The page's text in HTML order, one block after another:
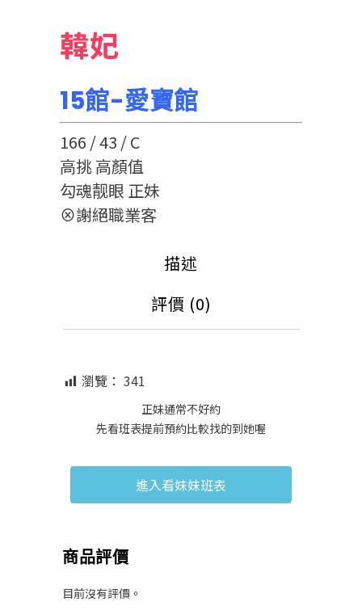
韓妃
15館-愛寶館
166 / 43 / C
高挑 高顏值
勾魂靓眼 正妹
⊗謝絕職業客
描述
評價 (0)
瀏覽： 341
正妹通常不好約
先看班表提前預約比較找的到她喔
進入看妹妹班表
商品評價
目前沒有評價。